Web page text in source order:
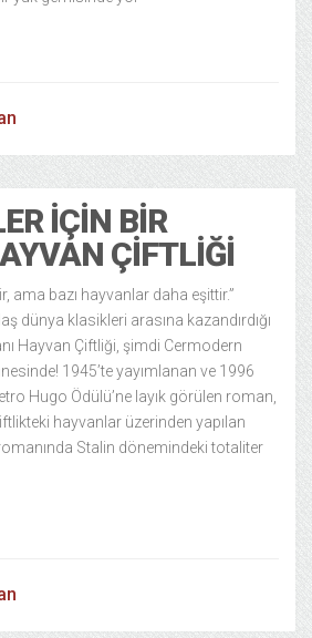
İÇIN BIR
ÇIFTLIĞI
ama bazı hayvanlar daha eşittir.”
dünya klasikleri arasına kazandırdığı
Hayvan Çiftliği, şimdi Cermodern
1945’te yayımlanan ve 1996
Hugo Ödülü’ne layık görülen roman,
hayvanlar üzerinden yapılan
Stalin dönemindeki totaliter